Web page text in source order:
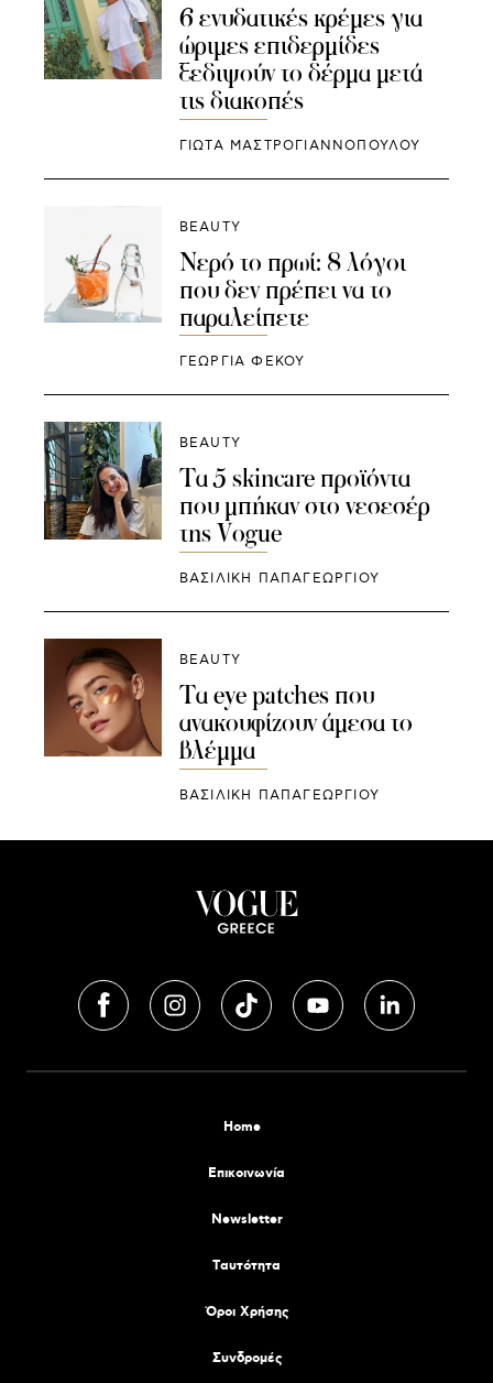
6 ενυδατικές κρέμες για
ώριμες επιδερμίδες
ξεδιψούν το δέρμα μετά
τις διακοπές
ΓΙΩΤΑ ΜΑΣΤΡΟΓΙΑΝΝΟΠΟΥΛΟΥ
BEAUTY
Νερό το πρωί: 8 λόγοι
που δεν πρέπει να το
παραλείπετε
ΓΕΩΡΓΙΑ ΦΕΚΟΥ
BEAUTY
Τα 5 skincare προϊόντα
που μπήκαν στο νεσεσέρ
της Vogue
ΒΑΣΙΛΙΚΗ ΠΑΠΑΓΕΩΡΓΙΟΥ
BEAUTY
Τα eye patches που
ανακουφίζουν άμεσα το
βλέμμα
ΒΑΣΙΛΙΚΗ ΠΑΠΑΓΕΩΡΓΙΟΥ
Home
Επικοινωνία
Newsletter
Tαυτότητα
Όροι Χρήσης
Συνδρομές